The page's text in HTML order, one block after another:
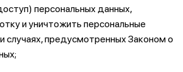
персональных данных,
и уничтожить персональные
случаях, предусмотренных Законом о